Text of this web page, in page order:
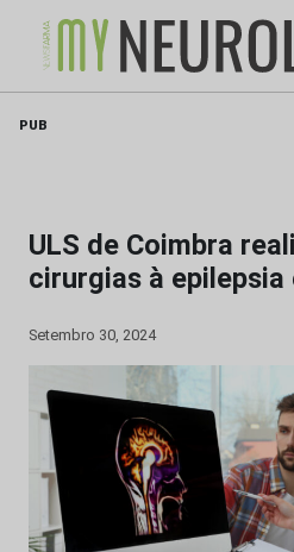
PUB
ULS de Coimbra
cirurgias à epilepsia
Setembro 30, 2024